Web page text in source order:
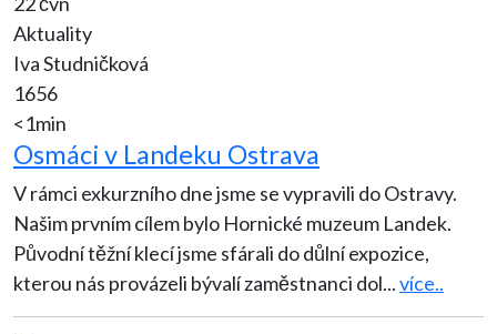
Aktuality
Iva Studničková
1656
<1min
Osmáci v Landeku Ostrava
V rámci exkurzního dne jsme se vypravili do Ostravy.
Našim prvním cílem bylo Hornické muzeum Landek.
Původní těžní klecí jsme sfárali do důlní expozice,
kterou nás provázeli bývalí zaměstnanci dol...více..